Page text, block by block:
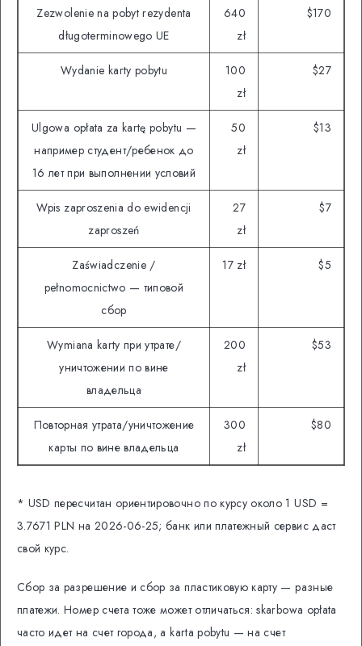
Zezwolenie na pobyt rezydenta
długoterminowego UE
640
zł
$170
Wydanie karty pobytu
100
zł
$27
Ulgowa opłata za kartę pobytu —
например студент/ребенок до
16 лет при выполнении условий
50
zł
$13
Wpis zaproszenia do ewidencji
zaproszeń
27
zł
$7
Zaświadczenie /
pełnomocnictwo — типовой
сбор
17 zł $5
Wymiana karty при утрате/
уничтожении по вине
владельца
200
zł
$53
Повторная утрата/уничтожение
карты по вине владельца
300
zł
$80
* USD пересчитан ориентировочно по курсу около 1 USD =
3.7671 PLN на 2026-06-25; банк или платежный сервис даст
свой курс.
Сбор за разрешение и сбор за пластиковую карту — разные
платежи. Номер счета тоже может отличаться: skarbowa opłata
часто идет на счет города, а karta pobytu — на счет